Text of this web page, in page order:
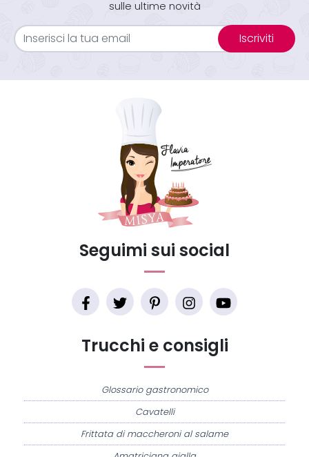
sulle ultime novità
Iscriviti
Trucchi e consigli
Glossario gastronomico
Cavatelli
Frittata di maccheroni al salame
Seguimi sui social